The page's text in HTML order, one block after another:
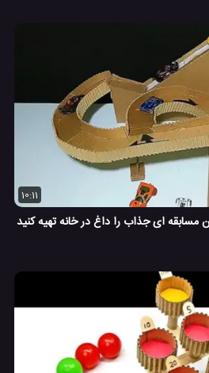
10:11
مسابقه ای جذاب را داغ در خانه تهیه کنید